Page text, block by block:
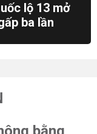
lộ 13 mở
ba lần